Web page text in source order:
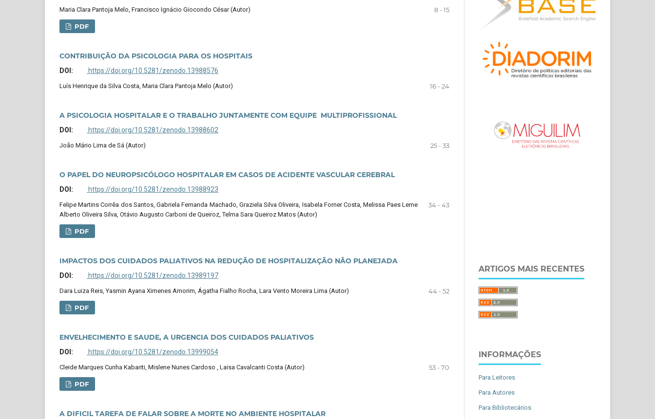
Maria Clara Pantoja Melo, Francisco Ignácio Giocondo César (Autor) 8 - 15
PDF
CONTRIBUIÇÃO DA PSICOLOGIA PARA OS HOSPITAIS
DOI: https://doi.org/10.5281/zenodo.13988576
Luís Henrique da Silva Costa, Maria Clara Pantoja Melo (Autor) 16 - 24
A PSICOLOGIA HOSPITALAR E O TRABALHO JUNTAMENTE COM EQUIPE MULTIPROFISSIONAL
DOI: https://doi.org/10.5281/zenodo.13988602
João Mário Lima de Sá (Autor) 25 - 33
O PAPEL DO NEUROPSICÓLOGO HOSPITALAR EM CASOS DE ACIDENTE VASCULAR CEREBRAL
DOI: https://doi.org/10.5281/zenodo.13988923
Felipe Martins Corrêa dos Santos, Gabriela Fernanda Machado, Graziela Silva Oliveira, Isabela Forner Costa, Melissa Paes Leme
Alberto Oliveira Silva, Otávio Augusto Carboni de Queiroz, Telma Sara Queiroz Matos (Autor)
34 - 43
PDF
IMPACTOS DOS CUIDADOS PALIATIVOS NA REDUÇÃO DE HOSPITALIZAÇÃO NÃO PLANEJADA
DOI: https://doi.org/10.5281/zenodo.13989197
Dara Luiza Reis, Yasmin Ayana Ximenes Amorim, Ágatha Fialho Rocha, Lara Vento Moreira Lima (Autor) 44 - 52
PDF
ENVELHECIMENTO E SAUDE, A URGENCIA DOS CUIDADOS PALIATIVOS
DOI: https://doi.org/10.5281/zenodo.13999054
Cleide Marques Cunha Kabariti, Mislene Nunes Cardoso , Laisa Cavalcanti Costa (Autor) 53 - 70
PDF
A DIFICIL TAREFA DE FALAR SOBRE A MORTE NO AMBIENTE HOSPITALAR
ARTIGOS MAIS RECENTES
INFORMAÇÕES
Para Leitores
Para Autores
Para Bibliotecários